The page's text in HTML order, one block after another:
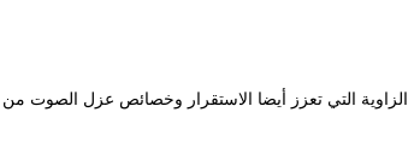
التي تعزز أيضا الاستقرار وخصائص عزل الصوت